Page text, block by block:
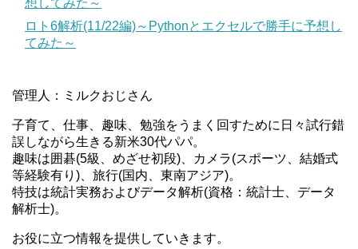
ロト6解析(11/22編)～Pythonとエクセルで勝手に予想し
てみた～
管理人：ミルクおじさん
子育て、仕事、趣味、勉強をうまく回すために日々試行錯
誤しながら生きる新米30代パパ。
趣味は囲碁(5級、めざせ初段)、カメラ(スポーツ、結婚式
等経験有り)、旅行(国内、東南アジア)。
特技は統計実務およびデータ解析(資格：統計士、データ
解析士)。
お役に立つ情報を提供していきます。